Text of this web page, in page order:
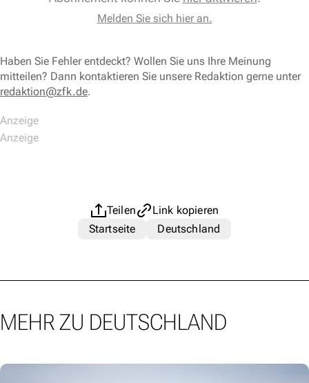
Melden Sie sich hier an.
Haben Sie Fehler entdeckt? Wollen Sie uns Ihre Meinung
mitteilen? Dann kontaktieren Sie unsere Redaktion gerne unter
redaktion@zfk.de.
Teilen
Link kopieren
Startseite
Deutschland
MEHR ZU DEUTSCHLAND